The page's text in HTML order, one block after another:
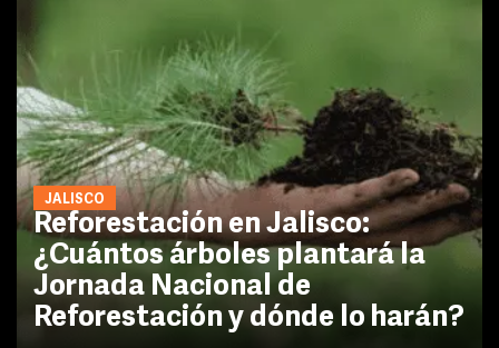
JALISCO
Reforestación en Jalisco:
¿Cuántos árboles plantará la
Jornada Nacional de
Reforestación y dónde lo harán?